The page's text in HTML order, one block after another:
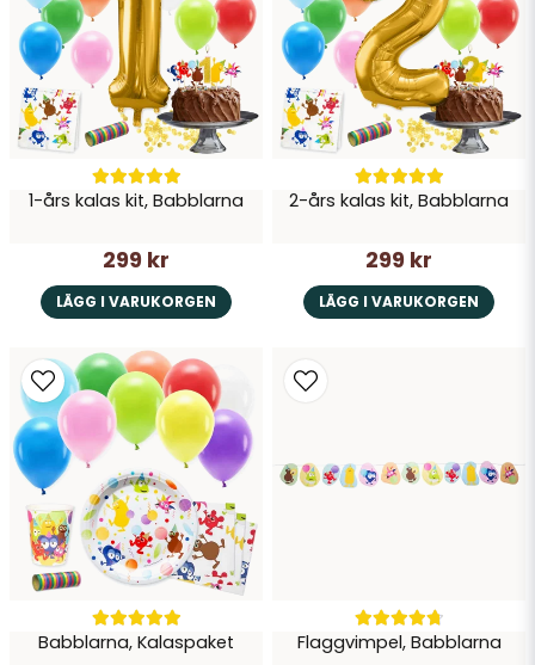
Skicka fråga
1-års kalas kit, Babblarna
299 kr
LÄGG I VARUKORGEN
2-års kalas kit, Babblarna
299 kr
LÄGG I VARUKORGEN
Babblarna, Kalaspaket Flaggvimpel, Babblarna